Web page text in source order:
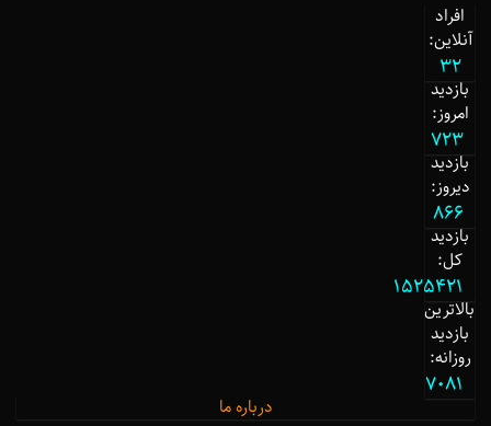
افراد
آنلاین:
32
بازدید
امروز:
723
بازدید
دیروز:
866
بازدید
کل:
1525421
بالاترین
بازدید
روزانه:
7081
درباره ما